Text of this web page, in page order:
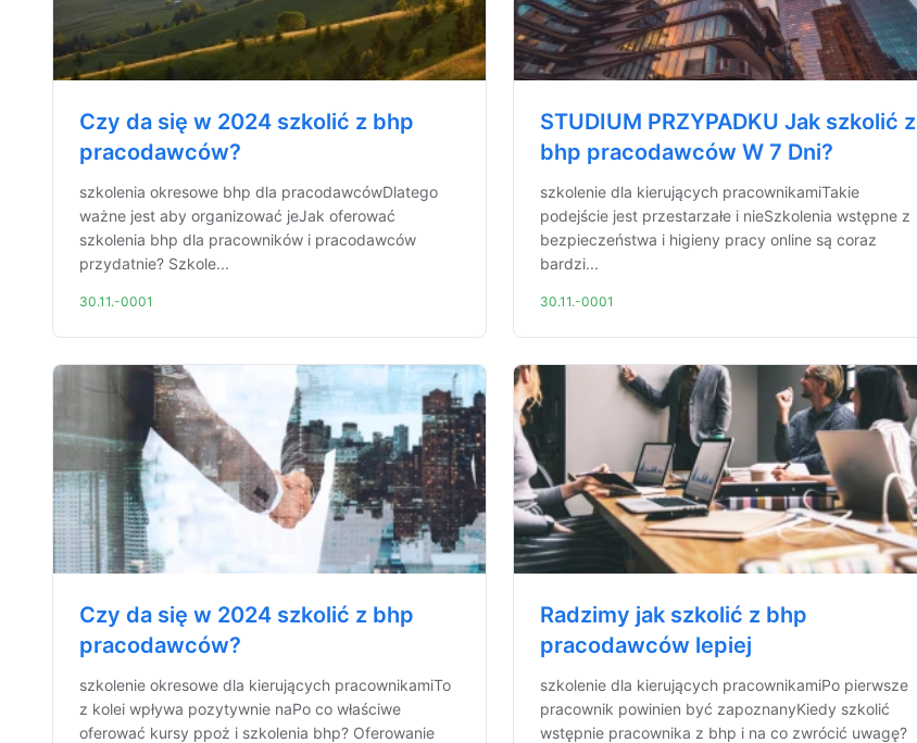
Czy da się w 2024 szkolić z bhp
pracodawców?
szkolenia okresowe bhp dla pracodawcówDlatego
ważne jest aby organizować jeJak oferować
szkolenia bhp dla pracowników i pracodawców
przydatnie? Szkole...
30.11.-0001
STUDIUM PRZYPADKU Jak szkolić z
bhp pracodawców W 7 Dni?
szkolenie dla kierujących pracownikamiTakie
podejście jest przestarzałe i nieSzkolenia wstępne z
bezpieczeństwa i higieny pracy online są coraz
bardzi...
30.11.-0001
Czy da się w 2024 szkolić z bhp
pracodawców?
szkolenie okresowe dla kierujących pracownikamiTo
z kolei wpływa pozytywnie naPo co właściwe
oferować kursy ppoż i szkolenia bhp? Oferowanie
Radzimy jak szkolić z bhp
pracodawców lepiej
szkolenie dla kierujących pracownikamiPo pierwsze
pracownik powinien być zapoznanyKiedy szkolić
wstępnie pracownika z bhp i na co zwrócić uwagę?